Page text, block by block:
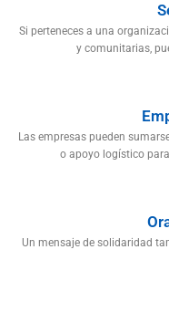
Si perteneces a una
y comunitarias,
Las empresas pueden
o apoyo logístico
Un mensaje de solidaridad